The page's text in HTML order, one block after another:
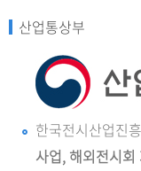
산업통상부
한국전시산업진
사업, 해외전시회